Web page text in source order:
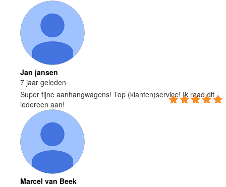
Jan jansen
7 jaar geleden
Super fijne aanhangwagens! Top (klanten)service! Ik raad dit
iedereen aan!
Marcel van Beek